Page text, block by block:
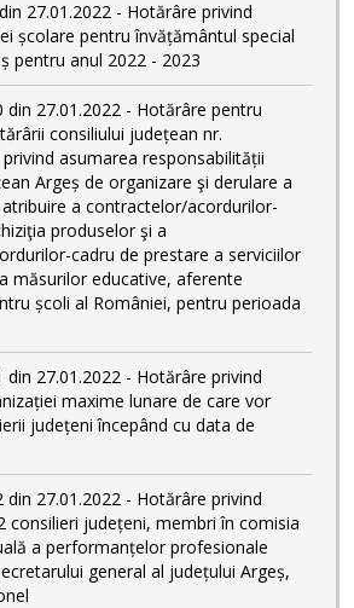
27.01.2022 - Hotărâre privind
școlare pentru învățământul special
pentru anul 2022 - 2023
din 27.01.2022 - Hotărâre pentru
consiliului județean nr.
asumarea responsabilității
Argeș de organizare şi derulare a
a contractelor/acordurilor-
produselor şi a
cadru de prestare a serviciilor
măsurilor educative, aferente
școli al României, pentru perioada
din 27.01.2022 - Hotărâre privind
maxime lunare de care vor
județeni începând cu data de
din 27.01.2022 - Hotărâre privind
consilieri județeni, membri în comisia
a performanțelor profesionale
general al județului Argeș,